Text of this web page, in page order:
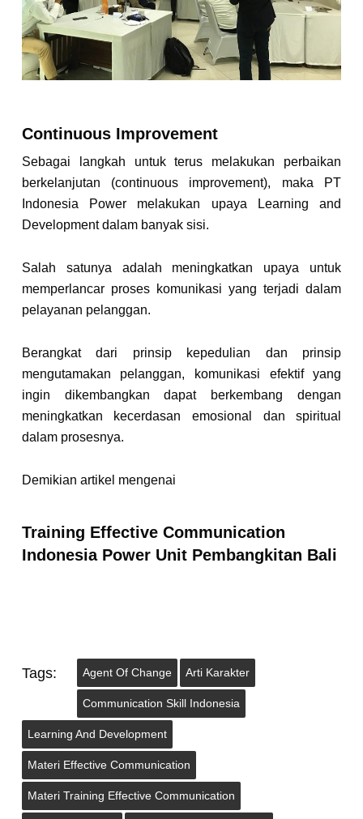
Continuous Improvement
Sebagai langkah untuk terus melakukan perbaikan
berkelanjutan (continuous improvement), maka PT
Indonesia Power melakukan upaya Learning and
Development dalam banyak sisi.
Salah satunya adalah meningkatkan upaya untuk
memperlancar proses komunikasi yang terjadi dalam
pelayanan pelanggan.
Berangkat dari prinsip kepedulian dan prinsip
mengutamakan pelanggan, komunikasi efektif yang
ingin dikembangkan dapat berkembang dengan
meningkatkan kecerdasan emosional dan spiritual
dalam prosesnya.
Demikian artikel mengenai
Training Effective Communication
Indonesia Power Unit Pembangkitan Bali
Tags: Agent Of Change Arti Karakter
Communication Skill Indonesia
Learning And Development
Materi Effective Communication
Materi Training Effective Communication